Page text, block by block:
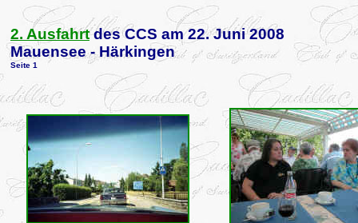
2. Ausfahrtdes CCS am 22. Juni 2008
Mauensee - Härkingen
Seite 1